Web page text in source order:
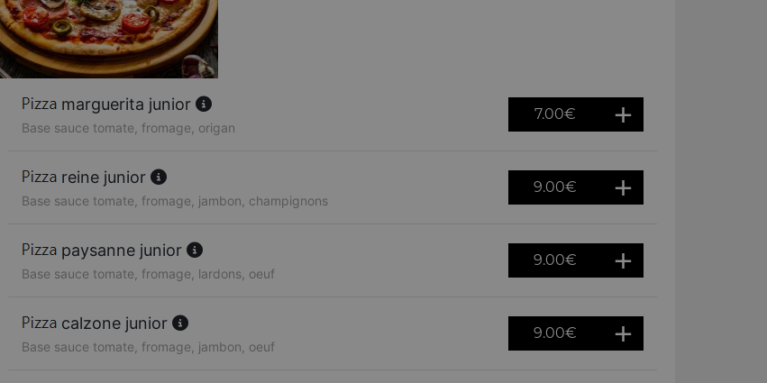
marguerita junior
Base sauce tomate, fromage, origan
7.00€
reine junior
Base sauce tomate, fromage, jambon, champignons
9.00€
paysanne junior
Base sauce tomate, fromage, lardons, oeuf
9.00€
calzone junior
Base sauce tomate, fromage, jambon, oeuf
9.00€